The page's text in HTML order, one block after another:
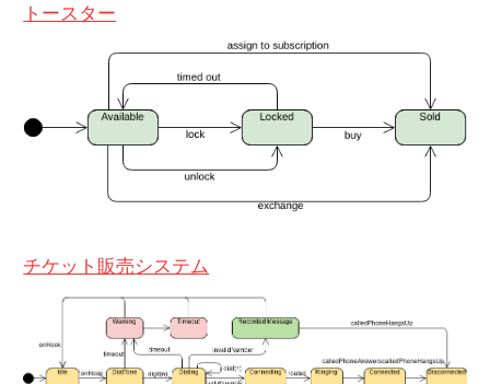
トースター
チケット販売システム